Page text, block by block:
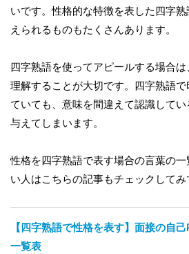
いです。性格的な特徴を表した四字
えられるものもたくさんあります。
四字熟語を使ってアピールする場合は
理解することが大切です。四字熟語
ていても、意味を間違えて認識して
与えてしまいます。
性格を四字熟語で表す場合の言葉の
い人はこちらの記事もチェックしてみ
【四字熟語で性格を表す】面接の自
一覧表